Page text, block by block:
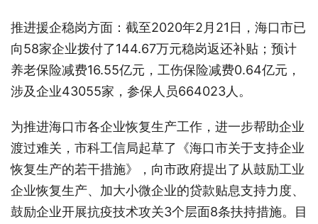
推进援企稳岗方面：截至2020年2月21日，海口市已
向58家企业拨付了144.67万元稳岗返还补贴；预计
养老保险减费16.55亿元，工伤保险减费0.64亿元，
涉及企业43055家，参保人员664023人。
为推进海口市各企业恢复生产工作，进一步帮助企业
渡过难关，市科工信局起草了《海口市关于支持企业
恢复生产的若干措施》，向市政府提出了从鼓励工业
企业恢复生产、加大小微企业的贷款贴息支持力度、
鼓励企业开展抗疫技术攻关3个层面8条扶持措施。目